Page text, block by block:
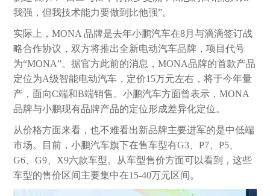
我强，但我技术能力要做到比他强”。
实际上，MONA 品牌是去年小鹏汽车在8月与滴滴签订战
略合作协议，双方将推出全新电动汽车品牌，项目代号
为“MONA”。据官方此前的消息，MONA品牌的首款产品
定位为A级智能电动汽车，定价15万元左右，将于今年量
产，面向C端和B端销售。小鹏汽车方面曾表示，MONA
品牌与小鹏现有品牌产品的定位形成差异化定位。
从价格方面来看，也不难看出新品牌主要进军的是中低端
市场。目前，小鹏汽车旗下在售车型有G3、P7、P5、
G6、G9、X9六款车型。从车型售价方面可以看到，这些
车型的售价区间主要集中在15-40万元区间。